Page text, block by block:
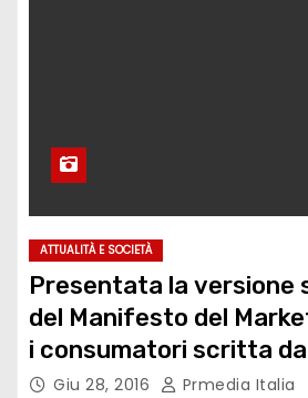
ATTUALITÀ E SOCIETÀ
Presentata la versione
del Manifesto del
i consumatori scritta da
Macaluso
Giu 28, 2016 Prmedia Italia